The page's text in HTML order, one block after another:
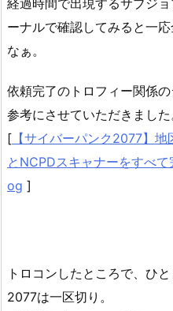
ーナルで確認してみると一
なぁ。
依頼完了のトロフィー関係
参考にさせていただきました
[ 【サイバーパンク2077】
とNCPDスキャナーをすべ
og ]
トロコンしたところで、ひ
2077は一区切り。